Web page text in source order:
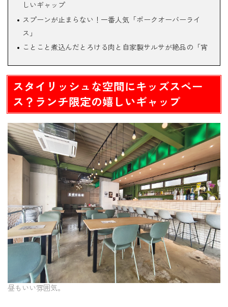
しいギャップ
スプーンが止まらない！一番人気「ポークオーバーライ
ス」
ことこと煮込んだとろける肉と自家製サルサが絶品の「宵
バーの枠を超えるこだわり！1から手作りの本格ドリンクと
デザート
まとめ：新しく始まった「宵」のランチで特別なひととき
を
スタイリッシュな空間にキッズスペー
ス？ランチ限定の嬉しいギャップ
昼もいい雰囲気。